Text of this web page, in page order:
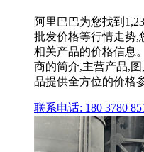
阿里巴巴为您找到
批发价格等行情走势,
相关产品的价格信息
商的简介,主营产品,
品提供全方位的价格
联系电话: 180 3780